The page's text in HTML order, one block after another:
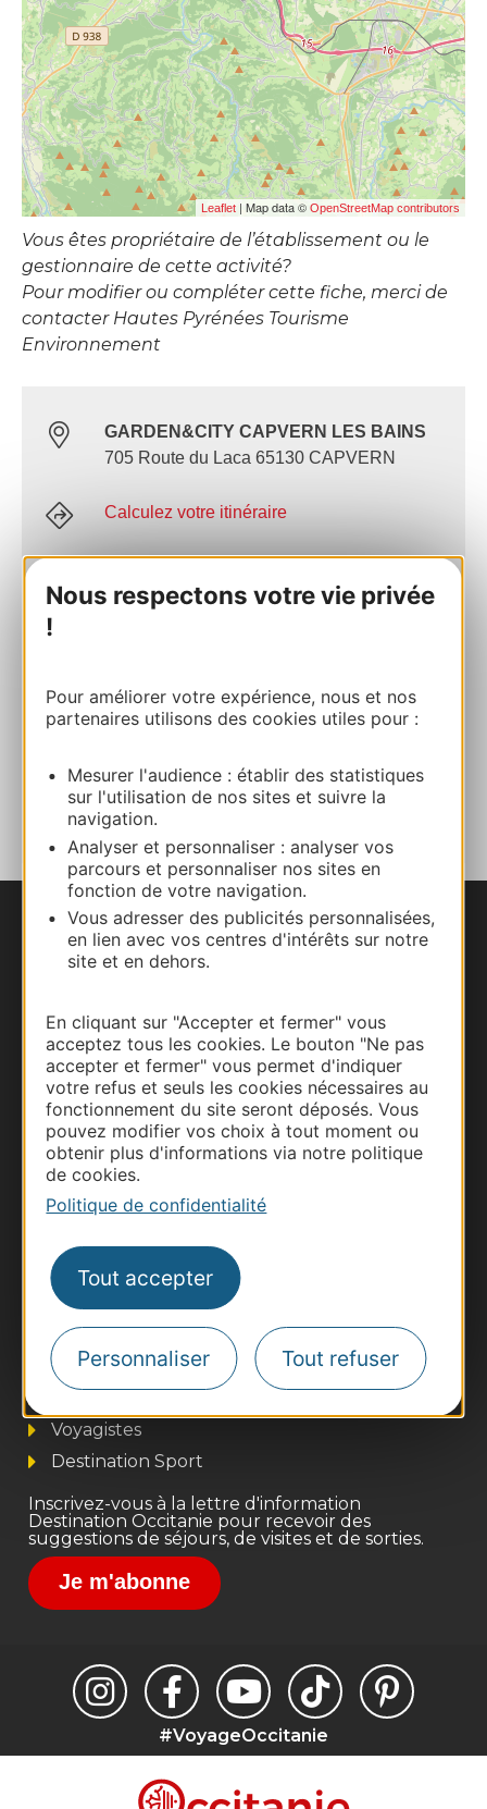
Nous respectons votre vie privée
!
Pour améliorer votre expérience, nous et nos
partenaires utilisons des cookies utiles pour :
Mesurer l'audience : établir des statistiques
sur l'utilisation de nos sites et suivre la
navigation.
Analyser et personnaliser : analyser vos
parcours et personnaliser nos sites en
fonction de votre navigation.
Vous adresser des publicités personnalisées,
en lien avec vos centres d'intérêts sur notre
site et en dehors.
En cliquant sur "Accepter et fermer" vous
acceptez tous les cookies. Le bouton "Ne pas
accepter et fermer" vous permet d'indiquer
votre refus et seuls les cookies nécessaires au
fonctionnement du site seront déposés. Vous
pouvez modifier vos choix à tout moment ou
obtenir plus d'informations via notre politique
de cookies.
Politique de confidentialité
Tout accepter
Personnaliser Tout refuser
Leaflet | Map data © OpenStreetMap contributors
Vous êtes propriétaire de l’établissement ou le
gestionnaire de cette activité?
Pour modifier ou compléter cette fiche, merci de
contacter Hautes Pyrénées Tourisme
Environnement
GARDEN&CITY CAPVERN LES BAINS
705 Route du Laca 65130 CAPVERN
Calculez votre itinéraire
Site internet
AJOUTER
AU CARNET
Nous contacter
Documentation
Thermalisme
Business/Mice
Pros d'Occitanie
Voyagistes
Destination Sport
Inscrivez-vous à la lettre d'information
Destination Occitanie pour recevoir des
suggestions de séjours, de visites et de sorties.
Je m'abonne
#VoyageOccitanie